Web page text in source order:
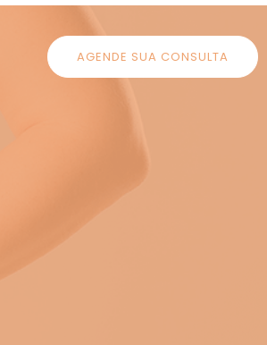
AGENDE SUA CONSULTA